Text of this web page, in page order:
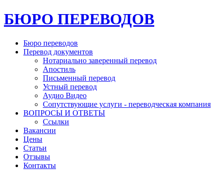
БЮРО ПЕРЕВОДОВ
Бюро переводов
Перевод документов
Нотариально заверенный перевод
Апостиль
Письменный перевод
Устный перевод
Аудио Видео
Сопутствующие услуги - переводческая компания
ВОПРОСЫ И ОТВЕТЫ
Ссылки
Вакансии
Цены
Статьи
Отзывы
Контакты